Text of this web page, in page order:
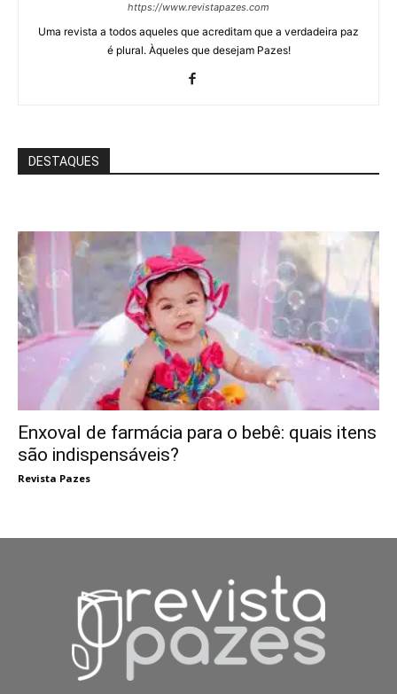
https://www.revistapazes.com
Uma revista a todos aqueles que acreditam que a verdadeira paz
é plural. Àqueles que desejam Pazes!
DESTAQUES
Enxoval de farmácia para o bebê: quais itens
são indispensáveis?
Revista Pazes